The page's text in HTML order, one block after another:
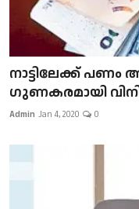
നാട്ടിലേക്ക്
ഗുണകരമായി
Admin Jan 4, 2020 0